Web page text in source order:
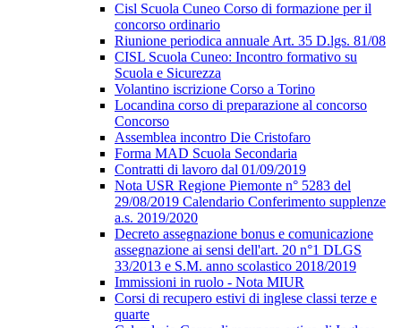
Cisl Scuola Cuneo Corso di formazione per il
concorso ordinario
Riunione periodica annuale Art. 35 D.lgs. 81/08
CISL Scuola Cuneo: Incontro formativo su
Scuola e Sicurezza
Volantino iscrizione Corso a Torino
Locandina corso di preparazione al concorso
Concorso
Assemblea incontro Die Cristofaro
Forma MAD Scuola Secondaria
Contratti di lavoro dal 01/09/2019
Nota USR Regione Piemonte n° 5283 del
29/08/2019 Calendario Conferimento supplenze
a.s. 2019/2020
Decreto assegnazione bonus e comunicazione
assegnazione ai sensi dell'art. 20 n°1 DLGS
33/2013 e S.M. anno scolastico 2018/2019
Immissioni in ruolo - Nota MIUR
Corsi di recupero estivi di inglese classi terze e
quarte